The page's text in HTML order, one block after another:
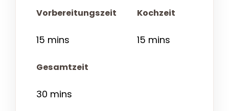
Vorbereitungszeit
15 mins
Kochzeit
15 mins
Gesamtzeit
30 mins